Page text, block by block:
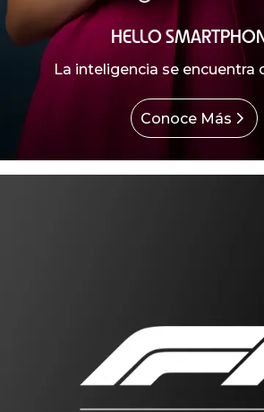
HELLO
La inteligencia se encuentra
Conoce Más